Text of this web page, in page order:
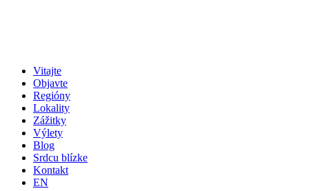
Vitajte
Objavte
Regióny
Lokality
Zážitky
Výlety
Blog
Srdcu blízke
Kontakt
EN